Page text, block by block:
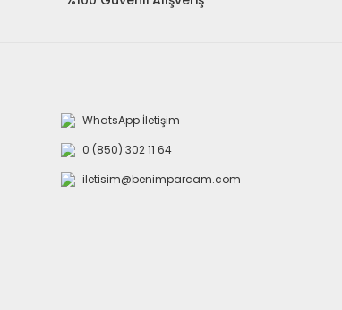
WhatsApp İletişim
0 (850) 302 11 64
iletisim@benimparcam.com